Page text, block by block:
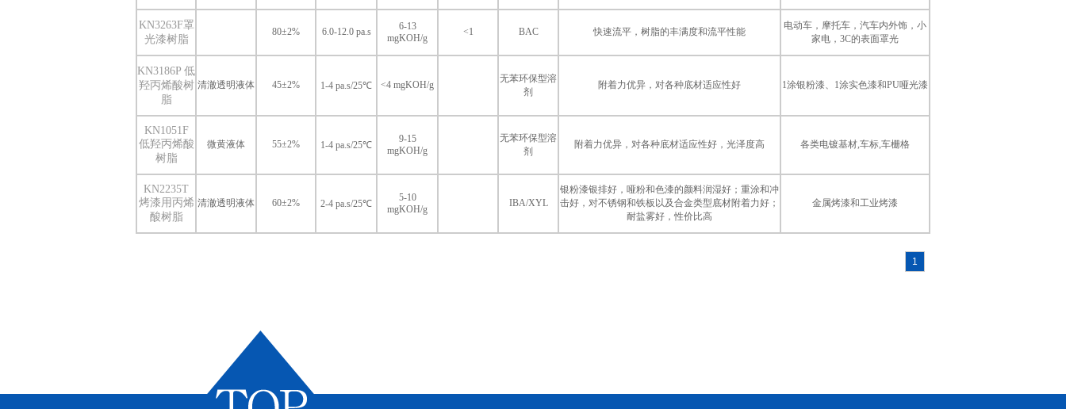
KN3263F罩
光漆树脂
80±2% 6.0-12.0 pa.s
6-13
mgKOH/g
<1 BAC 快速流平，树脂的丰满度和流平性能
电动车，摩托车，汽车内外饰，小
家电，3C的表面罩光
KN3186P 低
羟丙烯酸树
脂
清澈透明液体 45±2% 1-4 pa.s/25℃ <4 mgKOH/g
无苯环保型溶
剂
附着力优异，对各种底材适应性好 1涂银粉漆、1涂实色漆和PU哑光漆
KN1051F
低羟丙烯酸
树脂
微黄液体 55±2% 1-4 pa.s/25℃
9-15
mgKOH/g
无苯环保型溶
剂
附着力优异，对各种底材适应性好，光泽度高 各类电镀基材,车标,车栅格
KN2235T
烤漆用丙烯
酸树脂
清澈透明液体 60±2% 2-4 pa.s/25℃
5-10
mgKOH/g
IBA/XYL
银粉漆银排好，哑粉和色漆的颜料润湿好；重涂和冲
击好，对不锈钢和铁板以及合金类型底材附着力好；
耐盐雾好，性价比高
金属烤漆和工业烤漆
1